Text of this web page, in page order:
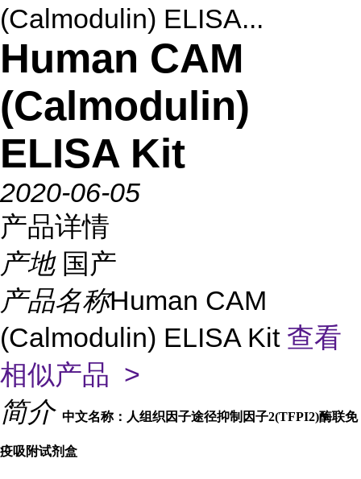
(Calmodulin) ELISA...
Human CAM
(Calmodulin)
ELISA Kit
2020-06-05
产品详情
产地 国产
产品名称Human CAM
(Calmodulin) ELISA Kit 查看
相似产品 >
简介 中文名称：人组织因子途径抑制因子2(TFPI2)酶联免
疫吸附试剂盒